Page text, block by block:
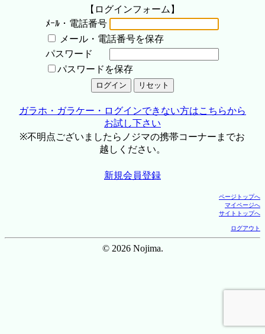
【ログインフォーム】
ﾒｰﾙ・電話番号
メール・電話番号を保存
パスワード
パスワードを保存
ガラホ・ガラケー・ログインできない方はこちらから
お試し下さい
※不明点ございましたらノジマの携帯コーナーまでお
越しください。
新規会員登録
ページトップへ
マイページへ
サイトトップへ
ログアウト
© 2026 Nojima.